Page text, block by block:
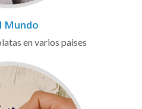
Mundo
en varios paises